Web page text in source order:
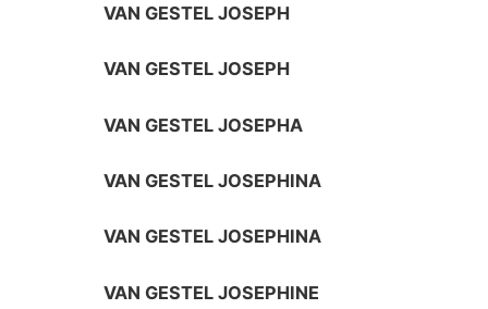
VAN GESTEL JOSEPH
VAN GESTEL JOSEPH
VAN GESTEL JOSEPHA
VAN GESTEL JOSEPHINA
VAN GESTEL JOSEPHINA
VAN GESTEL JOSEPHINE